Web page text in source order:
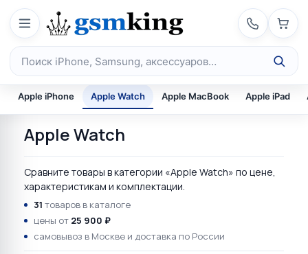
Перейти к содержимому
Поиск по каталогу
Apple iPhone Apple Watch Apple MacBook Apple iPad
Apple Watch
Сравните товары в категории «Apple Watch» по цене,
характеристикам и комплектации.
31 товаров в каталоге
цены от 25 900 ₽
самовывоз в Москве и доставка по России